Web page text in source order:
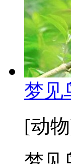
梦见
[动